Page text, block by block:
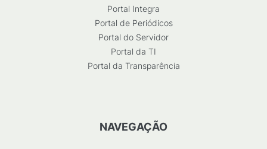
Portal Integra
Portal de Periódicos
Portal do Servidor
Portal da TI
Portal da Transparência
NAVEGAÇÃO